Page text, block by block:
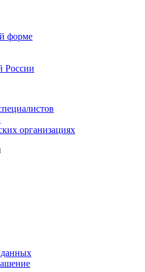
форме
России
организациях